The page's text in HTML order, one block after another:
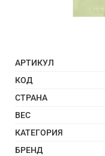
АРТИКУЛ
КОД
СТРАНА
ВЕС
КАТЕГОРИЯ
БРЕНД